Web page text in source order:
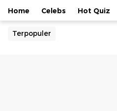
Home Celebs Hot Quiz
Terpopuler